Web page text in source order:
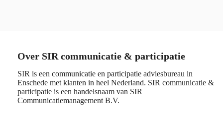
Over SIR communicatie & participatie
SIR is een communicatie en participatie adviesbureau in
Enschede met klanten in heel Nederland. SIR communicatie &
participatie is een handelsnaam van SIR
Communicatiemanagement B.V.